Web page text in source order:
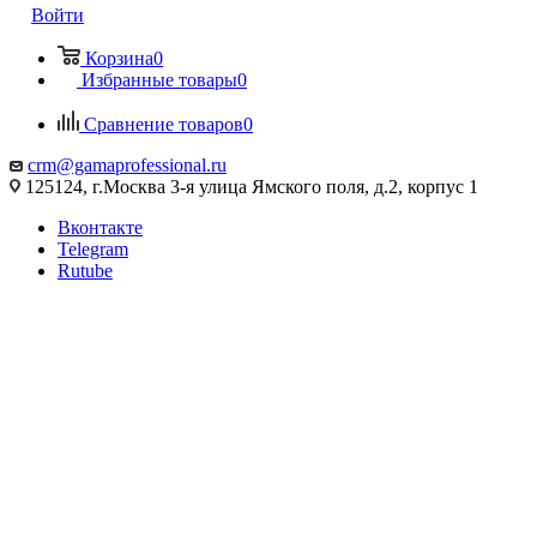
Войти
Корзина0
Избранные товары0
Сравнение товаров0
crm@gamaprofessional.ru
125124, г.Москва 3-я улица Ямского поля, д.2, корпус 1
Вконтакте
Telegram
Rutube